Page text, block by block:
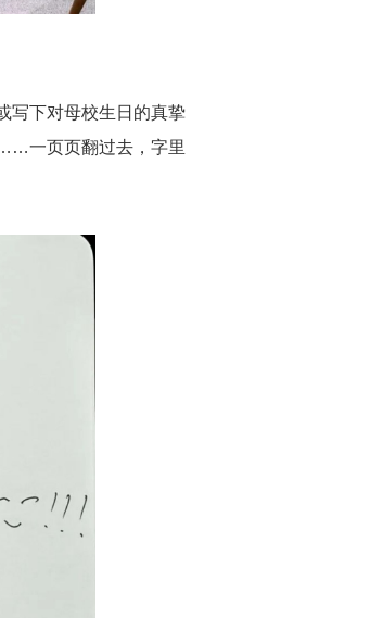
写下对母校生日的真挚
一页页翻过去，字里